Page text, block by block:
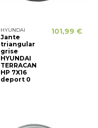
HYUNDAI
Jante
triangular
grise
HYUNDAI
TERRACAN
HP 7X16
deport 0
101,99 €